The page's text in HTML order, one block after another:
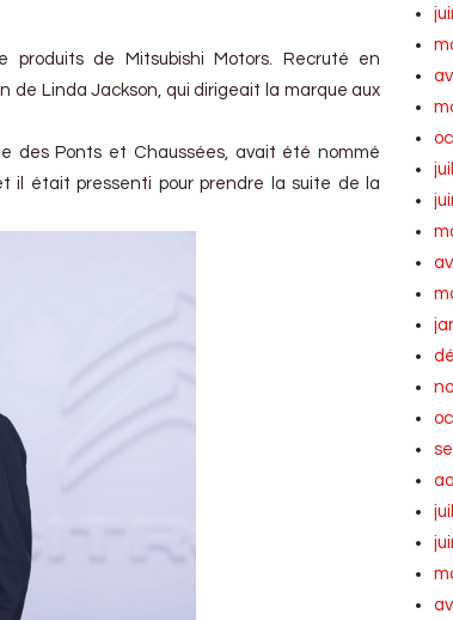
produits de Mitsubishi Motors. Recruté en
de Linda Jackson, qui dirigeait la marque aux
des Ponts et Chaussées, avait été nommé
il était pressenti pour prendre la suite de la